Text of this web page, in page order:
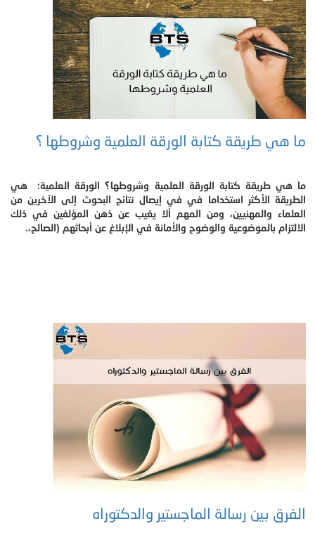
ما هي طريقة كتابة الورقة العلمية وشروطها ؟
ما هي طريقة كتابة الورقة العلمية وشروطها؟ الورقة العلمية: هي
الطريقة الأكثر استخداما في في إيصال نتائج البحوث إلى الآخرين من
العلماء والمهنيين، ومن المهم ألا يغيب عن ذهن المؤلفين في ذلك
الالتزام بالموضوعية والوضوح والأمانة في الإبلاغ عن أبحاثهم (الصالح،.
الفرق بين رسالة الماجستير والدكتوراه